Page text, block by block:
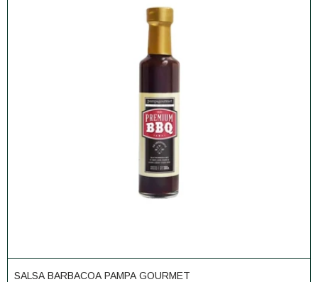
SALSA BARBACOA PAMPA GOURMET